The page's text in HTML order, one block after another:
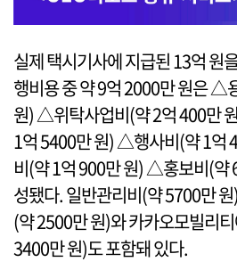
실제 택시기사에 지급된 13억 원
행비용 중 약 9억 2000만 원은 △
원) △위탁사업비(약 2억 400만
1억 5400만 원) △행사비(약 1억
비(약 1억 900만 원) △홍보비(약
성됐다. 일반관리비(약 5700만
(약 2500만 원)와 카카오모빌리
3400만 원)도 포함돼 있다.